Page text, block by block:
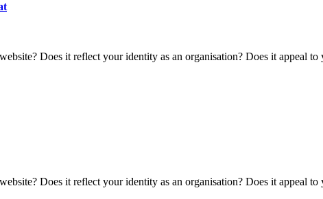
Does it reflect your identity as an organisation? Does it appeal
Does it reflect your identity as an organisation? Does it appeal